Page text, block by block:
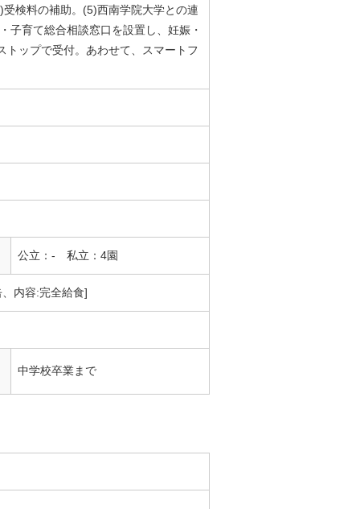
検料の補助。(5)西南学院大学との連
子育て総合相談窓口を設置し、妊娠・
トップで受付。あわせて、スマートフ
公立：- 私立：4園
内容:完全給食]
中学校卒業まで